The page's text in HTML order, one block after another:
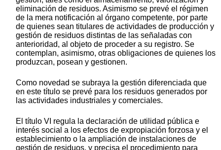
eliminación de residuos. Asimismo se prevé el régimen
de la mera notificación al órgano competente, por parte
de quienes sean titulares de actividades de producción y
gestión de residuos distintas de las señaladas con
anterioridad, al objeto de proceder a su registro. Se
contemplan, asimismo, otras obligaciones de quienes los
produzcan, posean y gestionen.
Como novedad se subraya la gestión diferenciada que
en este título se prevé para los residuos generados por
las actividades industriales y comerciales.
El título VI regula la declaración de utilidad pública e
interés social a los efectos de expropiación forzosa y el
establecimiento o la ampliación de instalaciones de
gestión de residuos, y precisa el procedimiento para